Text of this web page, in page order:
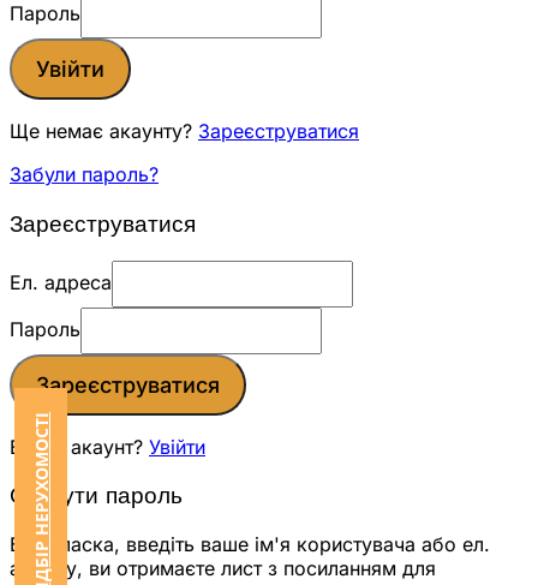
Пароль
Увійти
Ще немає акаунту? Зареєструватися
Забули пароль?
Зареєструватися
Ел. адреса
Пароль
Зареєструватися
Вже є акаунт? Увійти
Скинути пароль
Будь ласка, введіть ваше ім'я користувача або ел.
адресу, ви отримаєте лист з посиланням для